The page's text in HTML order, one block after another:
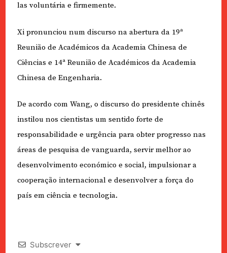
las voluntária e firmemente.
Xi pronunciou num discurso na abertura da 19ª
Reunião de Académicos da Academia Chinesa de
Ciências e 14ª Reunião de Académicos da Academia
Chinesa de Engenharia.
De acordo com Wang, o discurso do presidente chinês
instilou nos cientistas um sentido forte de
responsabilidade e urgência para obter progresso nas
áreas de pesquisa de vanguarda, servir melhor ao
desenvolvimento económico e social, impulsionar a
cooperação internacional e desenvolver a força do
país em ciência e tecnologia.
Subscrever